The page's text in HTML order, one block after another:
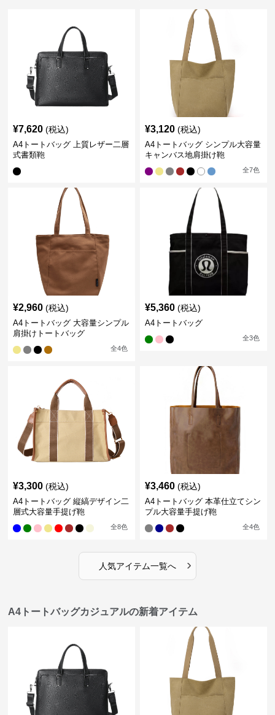
¥7,620 (税込)
A4トートバッグ 上質レザー二層
式書類鞄
¥3,120 (税込)
A4トートバッグ シンプル大容量
キャンバス地肩掛け鞄
全7色
¥2,960 (税込)
A4トートバッグ 大容量シンプル
肩掛けトートバッグ
全4色
¥5,360 (税込)
A4トートバッグ
全3色
¥3,300 (税込)
A4トートバッグ 縦縞デザイン二
層式大容量手提げ鞄
全8色
¥3,460 (税込)
A4トートバッグ 本革仕立てシン
プル大容量手提げ鞄
全4色
人気アイテム一覧へ ›
A4トートバッグカジュアルの新着アイテム